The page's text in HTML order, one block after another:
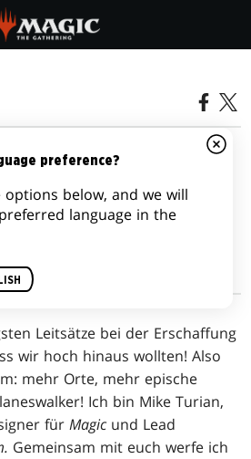
VON KALDHEIM
Leitsätze bei der Erschaffung
wir hoch hinaus wollten! Also
mehr Orte, mehr epische
Ich bin Mike Turian,
fürMagic und Lead
Gemeinsam mit euch werfe ich
preference?
below, and we will
language in the